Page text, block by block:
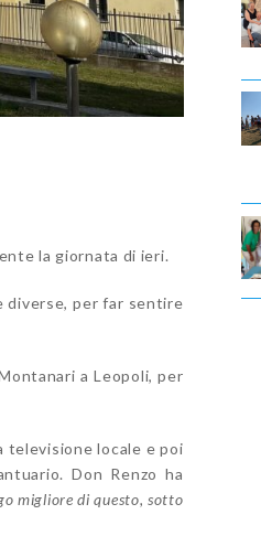
la giornata di ieri.
diverse, per far sentire
a Leopoli, per
televisione locale e poi
Don Renzo ha
migliore di questo, sotto